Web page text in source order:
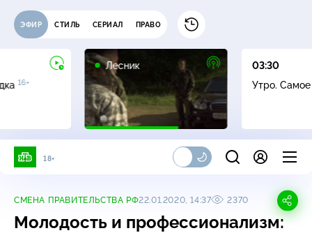
ЭФИР СТИЛЬ СЕРИАЛ ПРАВО
16+
Лесник
03:30
Утро.
18+
СМЕНА ПРАВИТЕЛЬСТВА РФ22.01.2020, 14:37 2370
Молодость и профессионализм: